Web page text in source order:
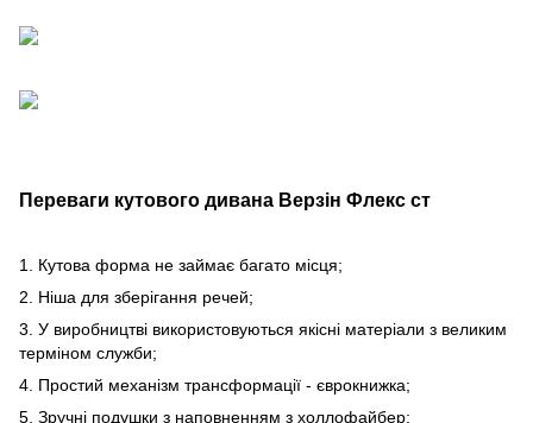
Переваги кутового дивана Верзін Флекс ст
1. Кутова форма не займає багато місця;
2. Ніша для зберігання речей;
3. У виробництві використовуються якісні матеріали з великим
терміном служби;
4. Простий механізм трансформації - єврокнижка;
5. Зручні подушки з наповненням з холлофайбер;